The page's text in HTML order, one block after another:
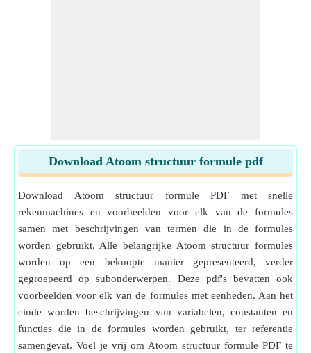
Download Atoom structuur formule pdf
Download Atoom structuur formule PDF met snelle
rekenmachines en voorbeelden voor elk van de formules
samen met beschrijvingen van termen die in de formules
worden gebruikt. Alle belangrijke Atoom structuur formules
worden op een beknopte manier gepresenteerd, verder
gegroepeerd op subonderwerpen. Deze pdf's bevatten ook
voorbeelden voor elk van de formules met eenheden. Aan het
einde worden beschrijvingen van variabelen, constanten en
functies die in de formules worden gebruikt, ter referentie
samengevat. Voel je vrij om Atoom structuur formule PDF te